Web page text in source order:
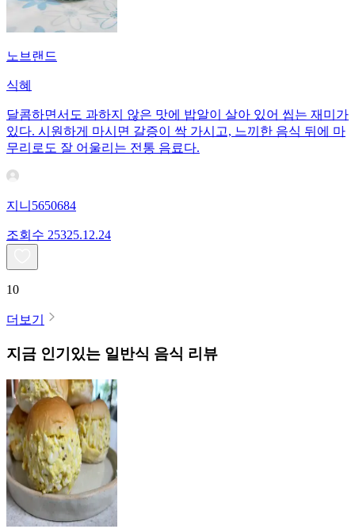
노브랜드
식혜
달콤하면서도 과하지 않은 맛에 밥알이 살아 있어 씹는 재미가
있다. 시원하게 마시면 갈증이 싹 가시고, 느끼한 음식 뒤에 마
무리로도 잘 어울리는 전통 음료다.
지니5650684
조회수 25325.12.24
10
더보기
지금 인기있는 일반식 음식 리뷰